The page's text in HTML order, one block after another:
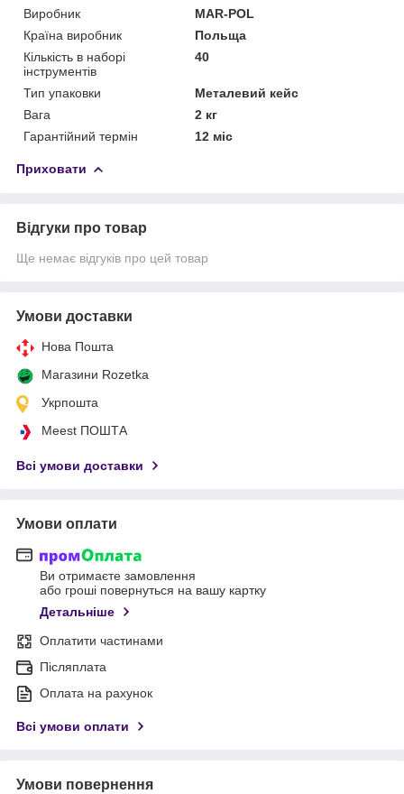
Виробник
MAR-POL
Країна виробник
Польща
Кількість в наборі
інструментів
40
Тип упаковки
Металевий кейс
Вага
2 кг
Гарантійний термін
12 міс
Приховати
Відгуки про товар
Ще немає відгуків про цей товар
Умови доставки
Нова Пошта
Магазини Rozetka
Укрпошта
Meest ПОШТА
Всі умови доставки
Умови оплати
Ви отримаєте замовлення
або гроші повернуться на вашу картку
Детальніше
Оплатити частинами
Післяплата
Оплата на рахунок
Всі умови оплати
Умови повернення